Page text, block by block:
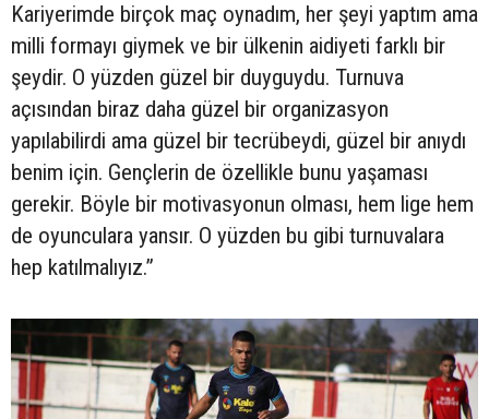
Kariyerimde birçok maç oynadım, her şeyi yaptım ama
milli formayı giymek ve bir ülkenin aidiyeti farklı bir
şeydir. O yüzden güzel bir duyguydu. Turnuva
açısından biraz daha güzel bir organizasyon
yapılabilirdi ama güzel bir tecrübeydi, güzel bir anıydı
benim için. Gençlerin de özellikle bunu yaşaması
gerekir. Böyle bir motivasyonun olması, hem lige hem
de oyunculara yansır. O yüzden bu gibi turnuvalara
hep katılmalıyız.”